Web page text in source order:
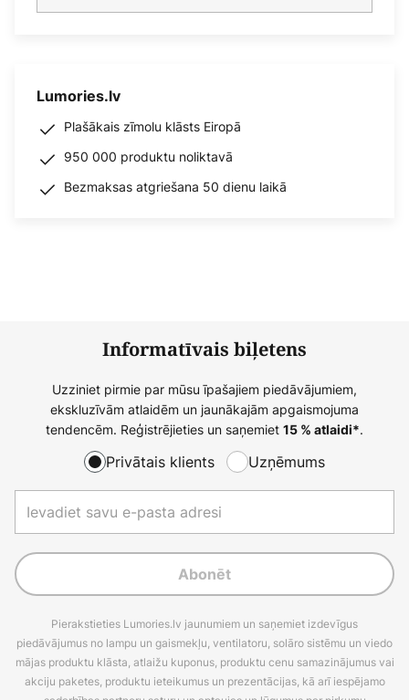
Lumories.lv
Plašākais zīmolu klāsts Eiropā
950 000 produktu noliktavā
Bezmaksas atgriešana 50 dienu laikā
Informatīvais biļetens
Uzziniet pirmie par mūsu īpašajiem piedāvājumiem,
ekskluzīvām atlaidēm un jaunākajām apgaismojuma
tendencēm. Reģistrējieties un saņemiet 15 % atlaidi*.
Privātais klients Uzņēmums
Abonēt
Pierakstieties Lumories.lv jaunumiem un saņemiet izdevīgus
piedāvājumus no lampu un gaismekļu, ventilatoru, solāro sistēmu un viedo
mājas produktu klāsta, atlaižu kuponus, produktu cenu samazinājumus vai
akciju paketes, produktu ieteikumus un prezentācijas, kā arī iespējamo